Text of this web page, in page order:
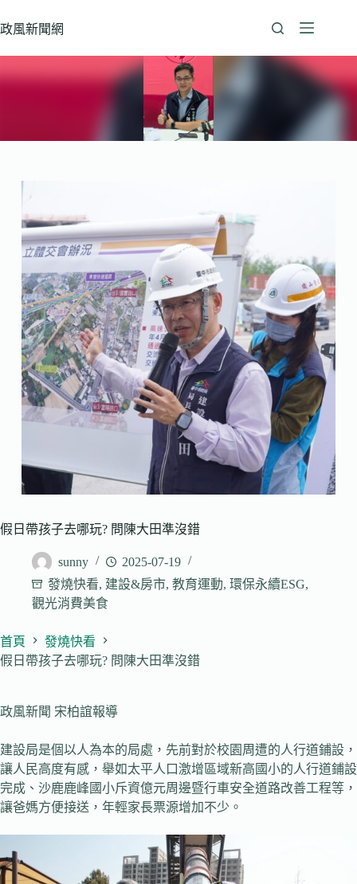
至
政風新聞網
假日帶孩子去哪玩? 問陳大田準沒錯
sunny
2025-07-19
發燒快看, 建設&房市, 教育運動, 環保永續ESG,
觀光消費美食
首頁
發燒快看
假日帶孩子去哪玩? 問陳大田準沒錯
政風新聞 宋柏誼報導
建設局是個以人為本的局處，先前對於校園周遭的人行道鋪設，
讓人民高度有感，舉如太平人口激增區域新高國小的人行道鋪設
完成、沙鹿鹿峰國小斥資億元周邊暨行車安全道路改善工程等，
讓爸媽方便接送，年輕家長票源增加不少。